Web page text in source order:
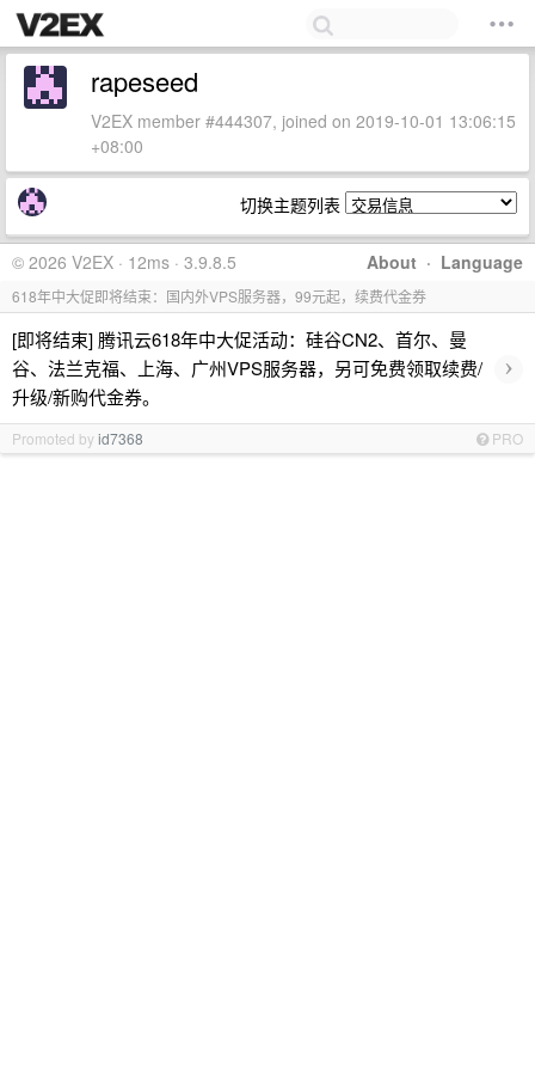
rapeseed
V2EX member #444307, joined on 2019-10-01 13:06:15
+08:00
切换主题列表
About · Language
© 2026 V2EX · 12ms · 3.9.8.5
618年中大促即将结束：国内外VPS服务器，99元起，续费代金券
[即将结束] 腾讯云618年中大促活动：硅谷CN2、首尔、曼
谷、法兰克福、上海、广州VPS服务器，另可免费领取续费/
升级/新购代金券。
›
Promoted byid7368 PRO